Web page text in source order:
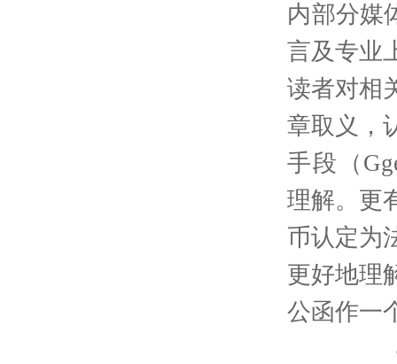
内部分媒
言及专业
读者对相
章取义，
手段（
理解。更
币认定为
更好地理
公函作一
二、